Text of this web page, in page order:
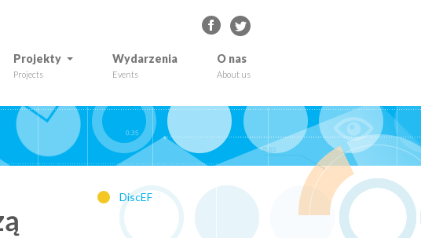
Projekty
Projects
Wydarzenia
Events
O nas
About us
DiscEF